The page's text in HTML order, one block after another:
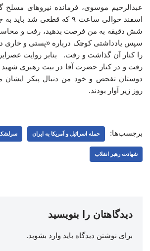
اسفند حوالی ساعت ۹ که قطعی
شش دقیقه به من فرصت بدهید، رفت و محاسن
سپس یادداشتی کوچک درباره «پستی و خاری
را کنار آن گذاشت و رفت. بنابر روایت
رفت و در کنار حضرت آقا در بیت رهبری
دوستان تفحص و خود من دنبال پیکر
روز زیر آوار بودند.
برچسب‌ها: حمله اسرائیل و آمریکا به ایران
شهادت رهبر انقلاب
دیدگاهتان را بنویسید
برای نوشتن دیدگاه باید وارد بشوید.